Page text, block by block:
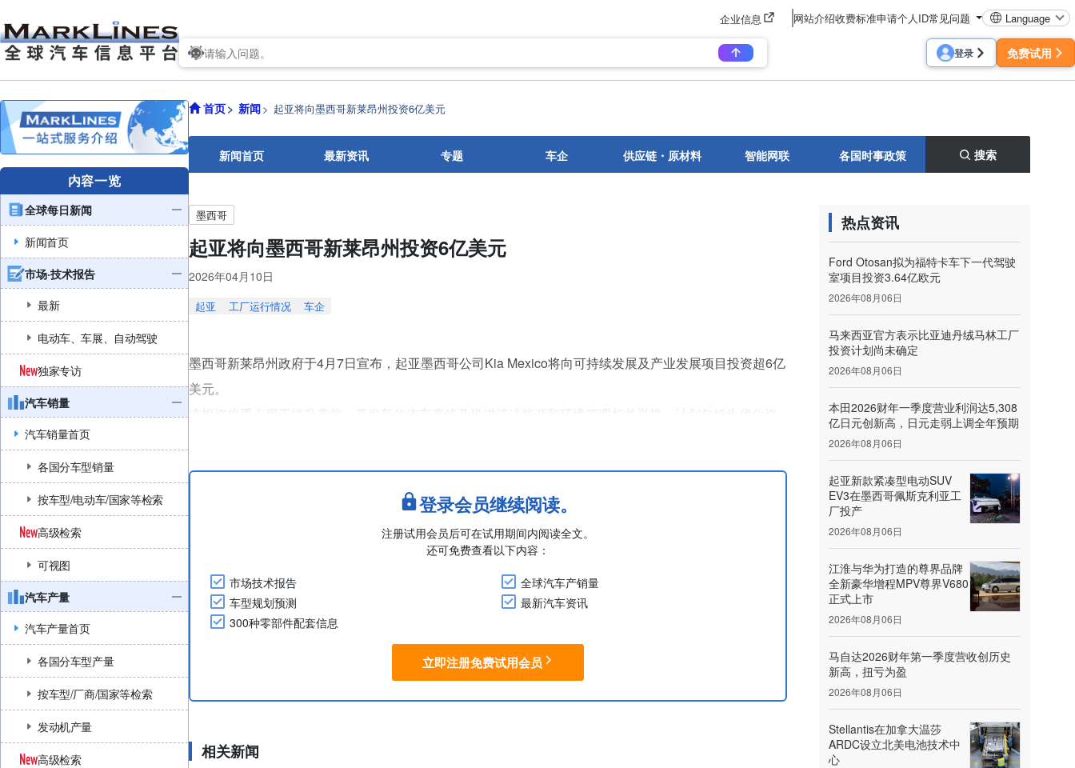
企业信息 网站介绍收费标准申请个人ID常见问题 Language
登录 免费试用
内容一览
全球每日新闻
新闻首页
市场·技术报告
最新
电动车、车展、自动驾驶
独家专访
汽车销量
汽车销量首页
各国分车型销量
按车型/电动车/国家等检索
高级检索
可视图
汽车产量
汽车产量首页
各国分车型产量
按车型/厂商/国家等检索
发动机产量
高级检索
首页 新闻 起亚将向墨西哥新莱昂州投资6亿美元
新闻首页 最新资讯 专题 车企 供应链・原材料 智能网联 各国时事政策 搜索
墨西哥
起亚将向墨西哥新莱昂州投资6亿美元
2026年04月10日
起亚 工厂运行情况 车企
墨西哥新莱昂州政府于4月7日宣布，起亚墨西哥公司Kia Mexico将向可持续发展及产业发展项目投资超6亿
美元。
该投资将重点用于提升产能、开发新的汽车产线及推进清洁能源和环境管理相关举措。计划包括为优化资
登录会员继续阅读。
注册试用会员后可在试用期间内阅读全文。
还可免费查看以下内容：
市场技术报告
全球汽车产销量
车型规划预测
最新汽车资讯
300种零部件配套信息
立即注册免费试用会员
相关新闻
热点资讯
Ford Otosan拟为福特卡车下一代驾驶
室项目投资3.64亿欧元
2026年08月06日
马来西亚官方表示比亚迪丹绒马林工厂
投资计划尚未确定
2026年08月06日
本田2026财年一季度营业利润达5,308
亿日元创新高，日元走弱上调全年预期
2026年08月06日
起亚新款紧凑型电动SUV
EV3在墨西哥佩斯克利亚工
厂投产
2026年08月06日
江淮与华为打造的尊界品牌
全新豪华增程MPV尊界V680
正式上市
2026年08月06日
马自达2026财年第一季度营收创历史
新高，扭亏为盈
2026年08月06日
Stellantis在加拿大温莎
ARDC设立北美电池技术中
心